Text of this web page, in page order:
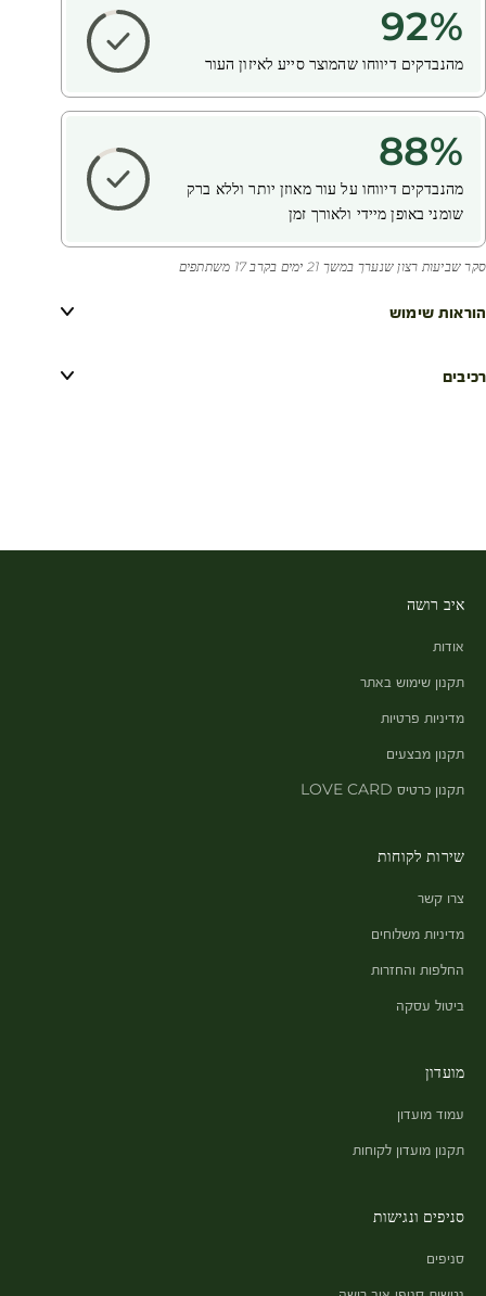
92%
מהנבדקים דיווחו שהמוצר סייע לאיזון העור
88%
מהנבדקים דיווחו על עור מאוזן יותר וללא ברק
שומני באופן מיידי ולאורך זמן
סקר שביעות רצון שנערך במשך 21 ימים בקרב 17 משתתפים
הוראות שימוש
רכיבים
איב רושה
אודות
תקנון שימוש באתר
מדיניות פרטיות
תקנון מבצעים
תקנון כרטיס LOVE CARD
שירות לקוחות
צרו קשר
מדיניות משלוחים
החלפות והחזרות
ביטול עסקה
מועדון
עמוד מועדון
תקנון מועדון לקוחות
סניפים ונגישות
סניפים